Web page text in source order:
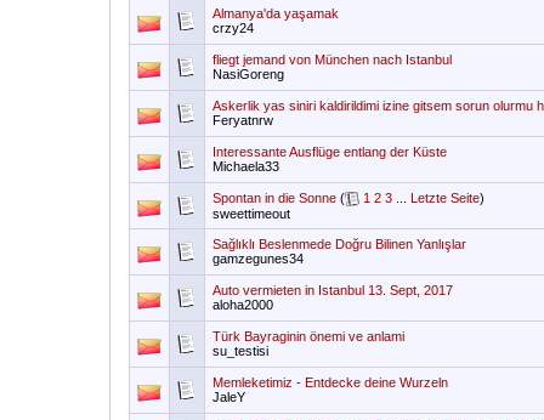
Almanya'da yaşamak
crzy24
fliegt jemand von München nach Istanbul
NasiGoreng
Askerlik yas siniri kaldirildimi izine gitsem sorun olurmu
Feryatnrw
Interessante Ausflüge entlang der Küste
Michaela33
Spontan in die Sonne ( 1 2 3 Letzte Seite)
sweettimeout
Sağlıklı Beslenmede Doğru Bilinen Yanlışlar
gamzegunes34
Auto vermieten in Istanbul 13. Sept, 2017
aloha2000
Türk Bayraginin önemi ve anlami
su_testisi
Memleketimiz - Entdecke deine Wurzeln
JaleY